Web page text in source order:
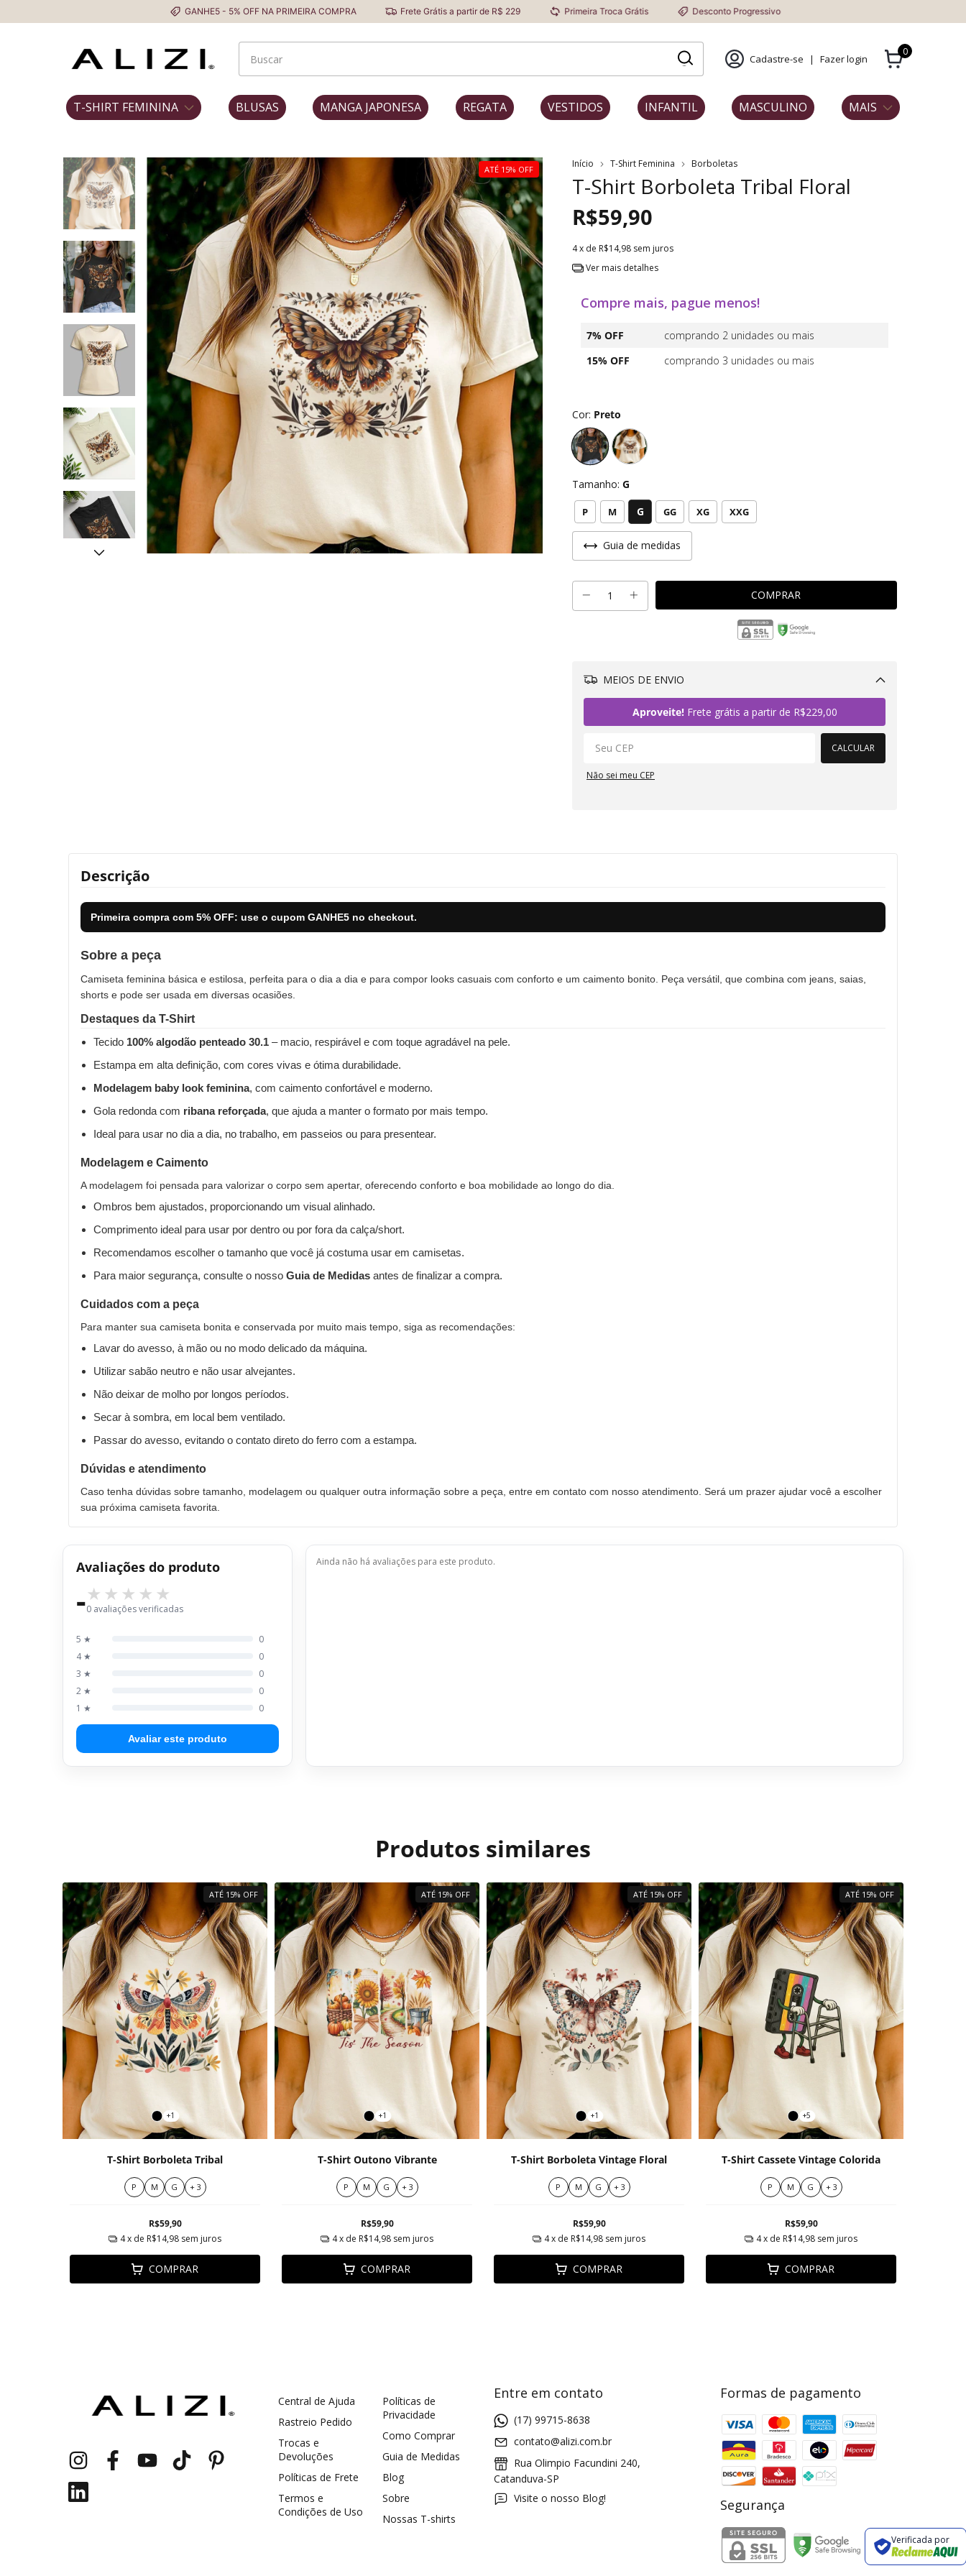
GANHE5 - 5% OFF NA PRIMEIRA COMPRA Frete Grátis a partir de R$ 229 Primeira Troca Grátis Desconto Progressivo
Cadastre-se | Fazer login
0
T-SHIRT FEMININA BLUSAS MANGA JAPONESA REGATA VESTIDOS INFANTIL MASCULINO MAIS
ATÉ 15% OFF Início T-Shirt Feminina Borboletas
T-Shirt Borboleta Tribal Floral
R$59,90
4x de R$14,98 sem juros
Ver mais detalhes
Compre mais, pague menos!
7% OFF
comprando 2 unidades ou mais
15% OFF
comprando 3 unidades ou mais
Cor: Preto
Tamanho: G
P M G GG XG XXG
Guia de medidas
MEIOS DE ENVIO
Aproveite!Frete grátis a partir de R$229,00
CALCULAR
Não sei meu CEP
Descrição
Primeira compra com 5% OFF: use o cupom GANHE5 no checkout.
Sobre a peça
Camiseta feminina básica e estilosa, perfeita para o dia a dia e para compor looks casuais com conforto e um caimento bonito. Peça versátil, que combina com jeans, saias,
shorts e pode ser usada em diversas ocasiões.
Destaques da T-Shirt
Tecido 100% algodão penteado 30.1 – macio, respirável e com toque agradável na pele.
Estampa em alta definição, com cores vivas e ótima durabilidade.
Modelagem baby look feminina, com caimento confortável e moderno.
Gola redonda com ribana reforçada, que ajuda a manter o formato por mais tempo.
Ideal para usar no dia a dia, no trabalho, em passeios ou para presentear.
Modelagem e Caimento
A modelagem foi pensada para valorizar o corpo sem apertar, oferecendo conforto e boa mobilidade ao longo do dia.
Ombros bem ajustados, proporcionando um visual alinhado.
Comprimento ideal para usar por dentro ou por fora da calça/short.
Recomendamos escolher o tamanho que você já costuma usar em camisetas.
Para maior segurança, consulte o nosso Guia de Medidas antes de finalizar a compra.
Cuidados com a peça
Para manter sua camiseta bonita e conservada por muito mais tempo, siga as recomendações:
Lavar do avesso, à mão ou no modo delicado da máquina.
Utilizar sabão neutro e não usar alvejantes.
Não deixar de molho por longos períodos.
Secar à sombra, em local bem ventilado.
Passar do avesso, evitando o contato direto do ferro com a estampa.
Dúvidas e atendimento
Caso tenha dúvidas sobre tamanho, modelagem ou qualquer outra informação sobre a peça, entre em contato com nosso atendimento. Será um prazer ajudar você a escolher
sua próxima camiseta favorita.
Avaliações do produto
-0 avaliações verificadas
5 ★
0
4 ★
0
3 ★
0
2 ★
0
1 ★
0
Avaliar este produto
Ainda não há avaliações para este produto.
Produtos similares
ATÉ 15% OFF
+1
T-Shirt Borboleta Tribal
P M G + 3
R$59,90
4x de R$14,98 sem juros
COMPRAR
ATÉ 15% OFF
+1
T-Shirt Outono Vibrante
P M G + 3
R$59,90
4x de R$14,98 sem juros
COMPRAR
ATÉ 15% OFF
+1
T-Shirt Borboleta Vintage Floral
P M G + 3
R$59,90
4x de R$14,98 sem juros
COMPRAR
ATÉ 15% OFF
+5
T-Shirt Cassete Vintage Colorida
P M G + 3
R$59,90
4x de R$14,98 sem juros
COMPRAR
Central de Ajuda
Rastreio Pedido
Trocas e
Devoluções
Políticas de Frete
Termos e
Condições de Uso
Políticas de
Privacidade
Como Comprar
Guia de Medidas
Blog
Sobre
Nossas T-shirts
Entre em contato
(17) 99715-8638
contato@alizi.com.br
Rua Olimpio Facundini 240,
Catanduva-SP
Visite o nosso Blog!
Formas de pagamento
Segurança
Verificada por
Cupom 1a compra: GANHE5